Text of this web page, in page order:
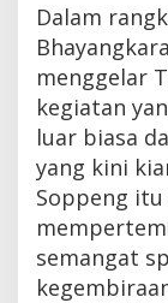
Dalam
menggelar
kegiatan
luar biasa
yang kini
Soppeng
semangat